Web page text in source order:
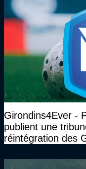
Girondins4Ever -
publient une
réintégration des